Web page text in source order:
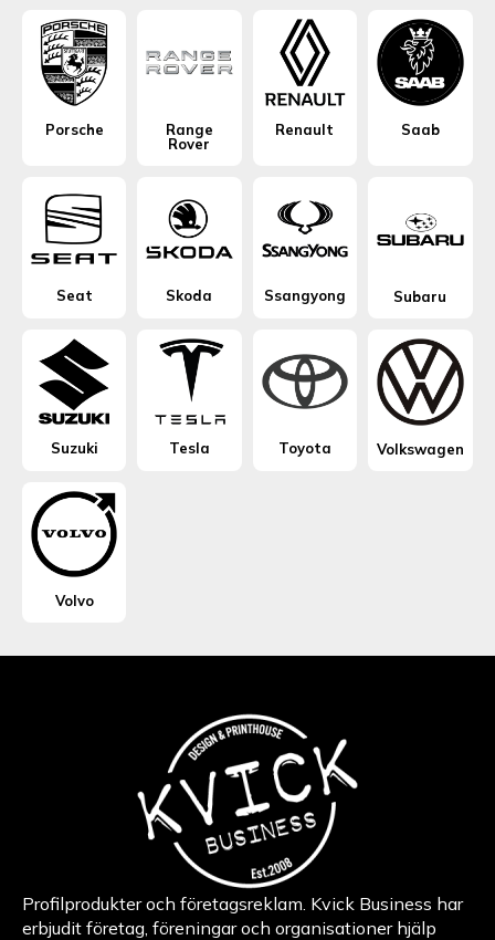
Porsche
Range
Rover
Renault Saab
Seat Skoda Ssangyong Subaru
Suzuki Tesla Toyota Volkswagen
Volvo
Profilprodukter och företagsreklam. Kvick Business har
erbjudit företag, föreningar och organisationer hjälp